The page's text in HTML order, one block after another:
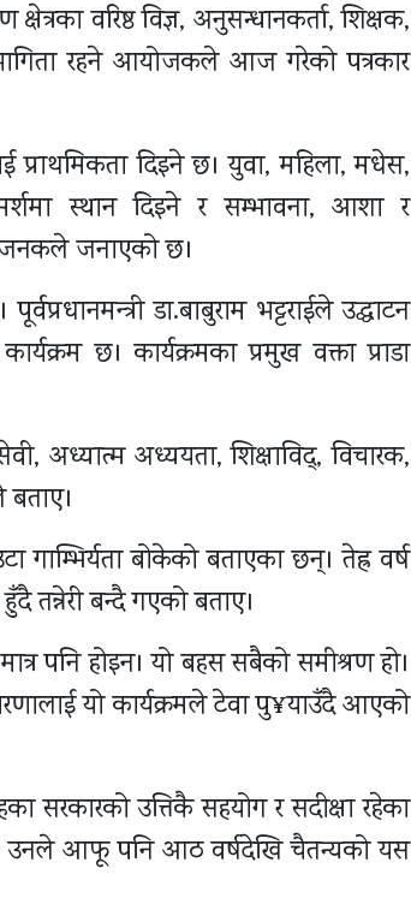
वरिष्ठ विज्ञ, अनुसन्धानकर्ता, शिक्षक,
रहने आयोजकले आज गरेको पत्रकार
प्राथमिकता दिइने छ। युवा, महिला, मधेस,
स्थान दिइने र सम्भावना, आशा र
जनाएको छ।
डा.बाबुराम भट्टराईले उद्घाटन
छ। कार्यक्रमका प्रमुख वक्ता प्राडा
अध्यात्म अध्ययता, शिक्षाविद्, विचारक,
बताए।
गाम्भिर्यता बोकेको बताएका छन्। तेह्र वर्ष
तन्नेरी बन्दै गएको बताए।
पनि होइन। यो बहस सबैको समीश्रण हो।
यो कार्यक्रमले टेवा पु¥याउँदै आएको
सरकारको उत्तिकै सहयोग र सदीक्षा रहेका
उनले आफू पनि आठ वर्षदेखि चैतन्यको यस